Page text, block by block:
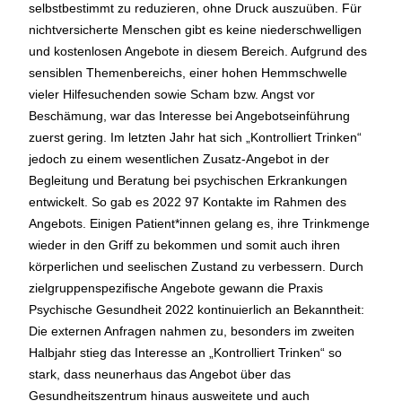
selbstbestimmt zu reduzieren, ohne Druck auszuüben. Für
nichtversicherte Menschen gibt es keine niederschwelligen
und kostenlosen Angebote in diesem Bereich. Aufgrund des
sensiblen Themenbereichs, einer hohen Hemmschwelle
vieler Hilfesuchenden sowie Scham bzw. Angst vor
Beschämung, war das Interesse bei Angebotseinführung
zuerst gering. Im letzten Jahr hat sich „Kontrolliert Trinken“
jedoch zu einem wesentlichen Zusatz-Angebot in der
Begleitung und Beratung bei psychischen Erkrankungen
entwickelt. So gab es 2022 97 Kontakte im Rahmen des
Angebots. Einigen Patient*innen gelang es, ihre Trinkmenge
wieder in den Griff zu bekommen und somit auch ihren
körperlichen und seelischen Zustand zu verbessern. Durch
zielgruppenspezifische Angebote gewann die Praxis
Psychische Gesundheit 2022 kontinuierlich an Bekanntheit:
Die externen Anfragen nahmen zu, besonders im zweiten
Halbjahr stieg das Interesse an „Kontrolliert Trinken“ so
stark, dass neunerhaus das Angebot über das
Gesundheitszentrum hinaus ausweitete und auch